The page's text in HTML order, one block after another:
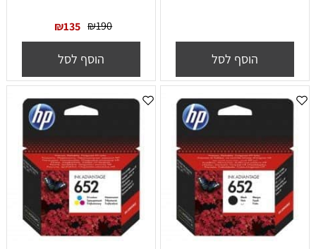
הוסף לסל
₪190
₪135
הוסף לסל